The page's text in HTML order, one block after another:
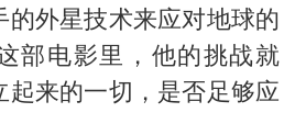
的外星技术来应对地球的
部电影里，他的挑战就
起来的一切，是否足够应